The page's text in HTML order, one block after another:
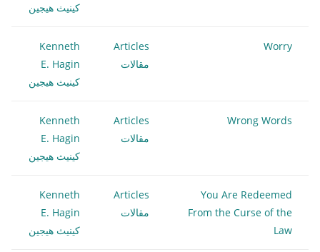
كينيث هيجين
Worry
Articles
مقالات
Kenneth
E. Hagin
كينيث هيجين
Wrong Words
Articles
مقالات
Kenneth
E. Hagin
كينيث هيجين
You Are Redeemed
From the Curse of the
Law
Articles
مقالات
Kenneth
E. Hagin
كينيث هيجين